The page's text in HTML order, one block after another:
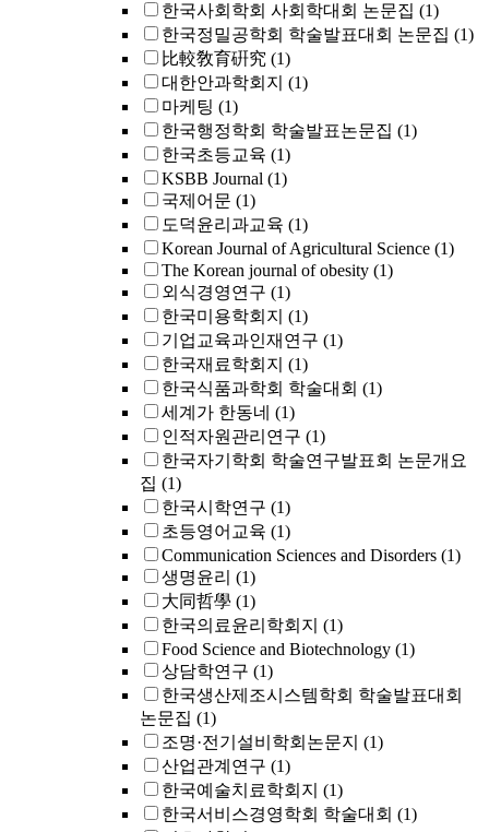
한국사회학회 사회학대회 논문집 (1)
한국정밀공학회 학술발표대회 논문집 (1)
比較敎育硏究 (1)
대한안과학회지 (1)
마케팅 (1)
한국행정학회 학술발표논문집 (1)
한국초등교육 (1)
KSBB Journal (1)
국제어문 (1)
도덕윤리과교육 (1)
Korean Journal of Agricultural Science (1)
The Korean journal of obesity (1)
외식경영연구 (1)
한국미용학회지 (1)
기업교육과인재연구 (1)
한국재료학회지 (1)
한국식품과학회 학술대회 (1)
세계가 한동네 (1)
인적자원관리연구 (1)
한국자기학회 학술연구발표회 논문개요
집 (1)
한국시학연구 (1)
초등영어교육 (1)
Communication Sciences and Disorders (1)
생명윤리 (1)
大同哲學 (1)
한국의료윤리학회지 (1)
Food Science and Biotechnology (1)
상담학연구 (1)
한국생산제조시스템학회 학술발표대회
논문집 (1)
조명·전기설비학회논문지 (1)
산업관계연구 (1)
한국예술치료학회지 (1)
한국서비스경영학회 학술대회 (1)